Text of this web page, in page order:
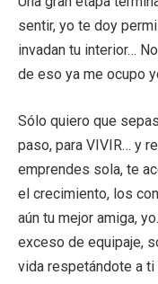
sentir, yo te doy
invadan tu interior…
de eso ya me ocupo
Sólo quiero que
paso, para VIVIR… y
emprendes sola, te
el crecimiento, los
aún tu mejor amiga,
exceso de equipaje,
vida respetándote a